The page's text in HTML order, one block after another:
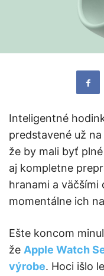
Inteligentné
predstavené už
že by mali byť
aj kompletne
hranami a väčšími
momentálne ich
Ešte koncom
že Apple Watch
výrobe. Hoci išlo